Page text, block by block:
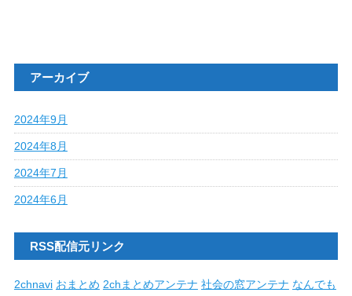
アーカイブ
2024年9月
2024年8月
2024年7月
2024年6月
RSS配信元リンク
2chnavi おまとめ 2chまとめアンテナ 社会の窓アンテナ なんでも